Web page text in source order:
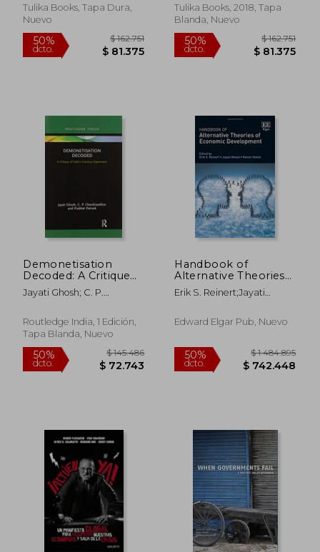
Tulika Books, Tapa Dura,
Nuevo
dcto.
Tulika Books, 2018, Tapa
Blanda, Nuevo
50%
dcto.
Demonetisation
Decoded: A Critique
of India's Currency
Experiment (en
Jayati Ghosh; C. P.
Patnaik
Routledge India, 1 Edición,
Tapa Blanda, Nuevo
50% $ 145.486
Handbook of
Alternative Theories
of Economic
Development (en
Erik S. Reinert;Jayati
Edward Elgar Pub, Nuevo
50%